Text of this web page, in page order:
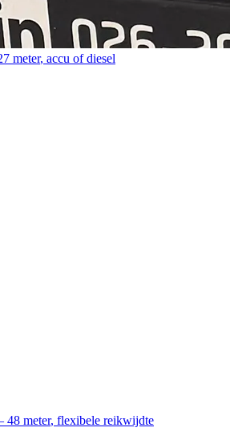
meter, accu of diesel
48 meter, flexibele reikwijdte